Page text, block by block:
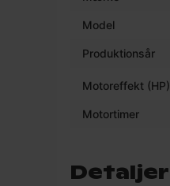
Model
Produktionsår
Motoreffekt (HP)
Motortimer
Detaljer